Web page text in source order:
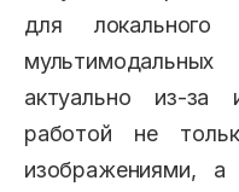
для локального
актуально из-
работой не
изображениями,